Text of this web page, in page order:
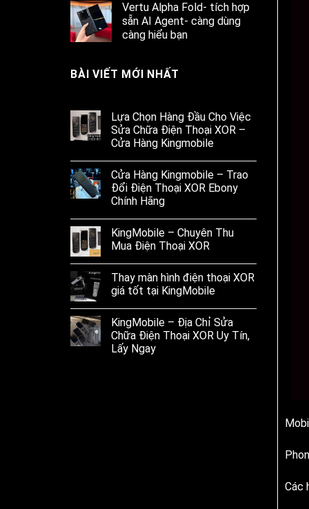
Vertu Alpha Fold- tích hợp
sẵn AI Agent- càng dùng
càng hiểu bạn
BÀI VIẾT MỚI NHẤT
Lựa Chọn Hàng Đầu Cho Việc
Sửa Chữa Điện Thoại XOR –
Cửa Hàng Kingmobile
Cửa Hàng Kingmobile – Trao
Đổi Điện Thoại XOR Ebony
Chính Hãng
KingMobile – Chuyên Thu
Mua Điện Thoại XOR
Thay màn hình điện thoại XOR
giá tốt tại KingMobile
KingMobile – Địa Chỉ Sửa
Chữa Điện Thoại XOR Uy Tín,
Lấy Ngay
Các